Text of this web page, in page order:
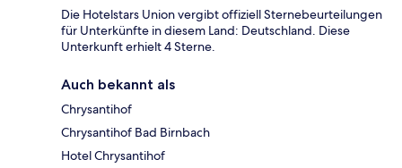
Die Hotelstars Union vergibt offiziell Sternebeurteilungen
für Unterkünfte in diesem Land: Deutschland. Diese
Unterkunft erhielt 4 Sterne.
Auch bekannt als
Chrysantihof
Chrysantihof Bad Birnbach
Hotel Chrysantihof